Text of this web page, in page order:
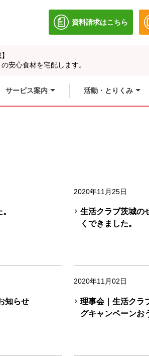
ィンドウで開きます。
資料請求はこちら
別のウィンドウで
安心食材を宅配します。
サービス案内 活動・とりくみ
2020年11月25日
生活クラブ茨城の
くできました。
知らせ
2020年11月02日
理事会｜生活クラ
グキャンペーン